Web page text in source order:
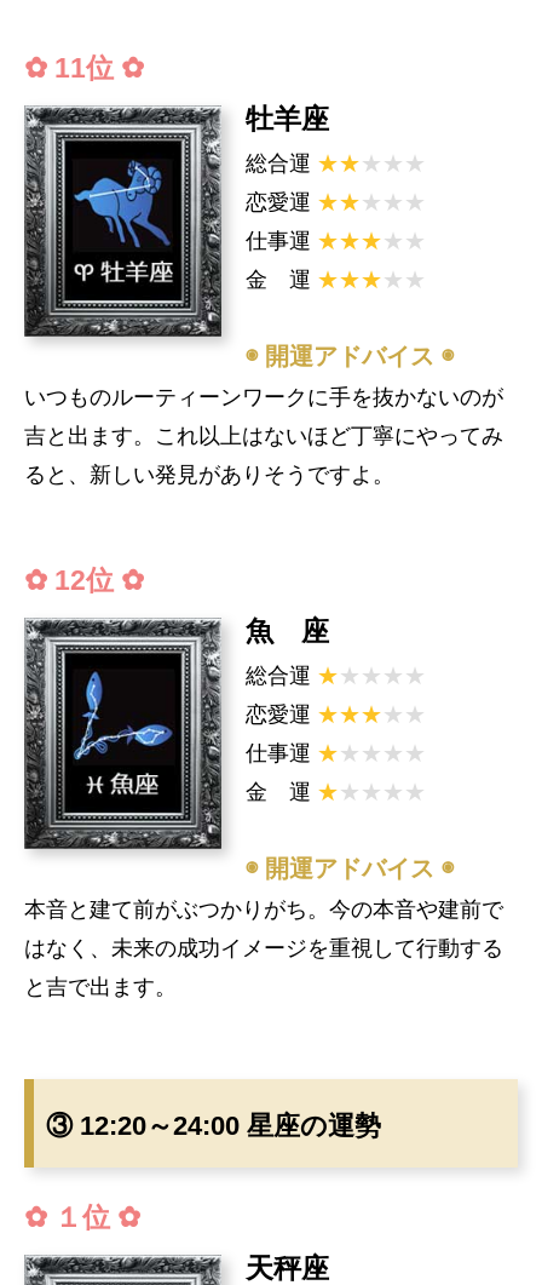
✿ 11位 ✿
牡羊座
総合運 ★★★★★
恋愛運 ★★★★★
仕事運 ★★★★★
金 運 ★★★★★
◉ 開運アドバイス ◉
いつものルーティーンワークに手を抜かないのが
吉と出ます。これ以上はないほど丁寧にやってみ
ると、新しい発見がありそうですよ。
✿ 12位 ✿
魚 座
総合運 ★★★★★
恋愛運 ★★★★★
仕事運 ★★★★★
金 運 ★★★★★
◉ 開運アドバイス ◉
本音と建て前がぶつかりがち。今の本音や建前で
はなく、未来の成功イメージを重視して行動する
と吉で出ます。
③ 12:20～24:00 星座の運勢
✿ １位 ✿
天秤座